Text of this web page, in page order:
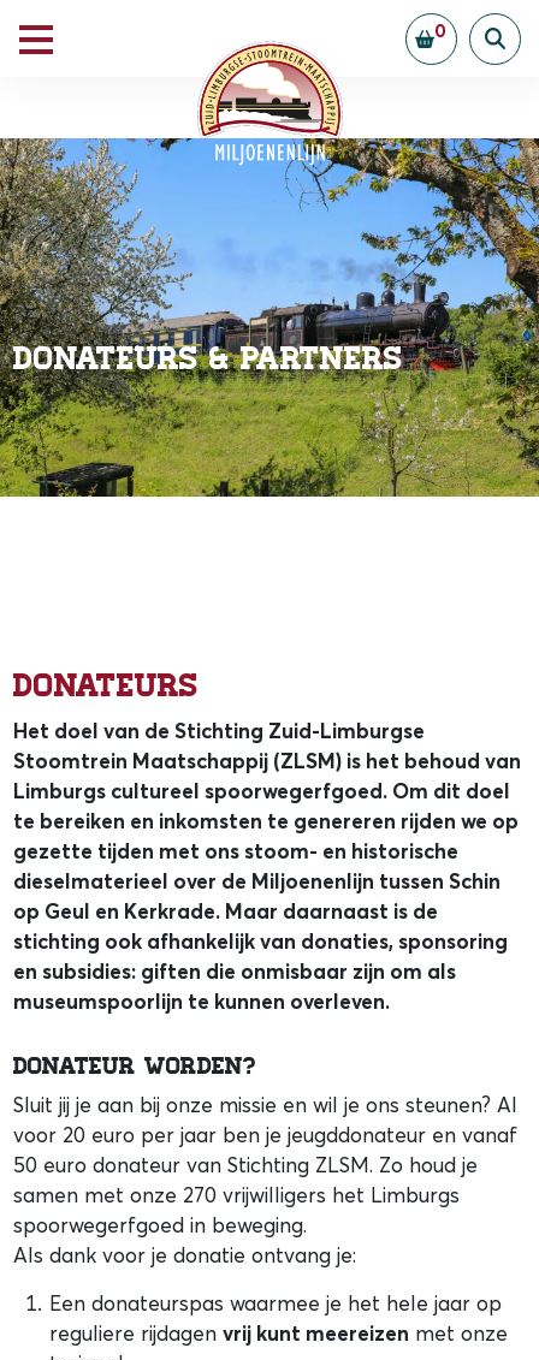
0
Donateurs & Partners
Donateurs
Het doel van de Stichting Zuid‐Limburgse
Stoomtrein Maatschappij (ZLSM) is het behoud van
Limburgs cultureel spoorwegerfgoed. Om dit doel
te bereiken en inkomsten te genereren rijden we op
gezette tijden met ons stoom‐ en historische
dieselmaterieel over de Miljoenenlijn tussen Schin
op Geul en Kerkrade. Maar daarnaast is de
stichting ook afhankelijk van donaties, sponsoring
en subsidies: giften die onmisbaar zijn om als
museumspoorlijn te kunnen overleven.
Donateur worden?
Sluit jij je aan bij onze missie en wil je ons steunen? Al
voor 20 euro per jaar ben je jeugddonateur en vanaf
50 euro donateur van Stichting ZLSM. Zo houd je
samen met onze 270 vrijwilligers het Limburgs
spoorwegerfgoed in beweging.
Als dank voor je donatie ontvang je:
Een donateurspas waarmee je het hele jaar op
reguliere rijdagenvrij kunt meereizen met onze